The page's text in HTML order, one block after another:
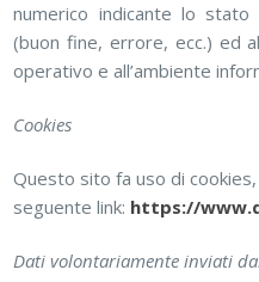
numerico indicante lo
(buon fine, errore, ecc.) ed
operativo e all’ambiente
Cookies
Questo sito fa uso di
seguente link: https://
Dati volontariamente inviati